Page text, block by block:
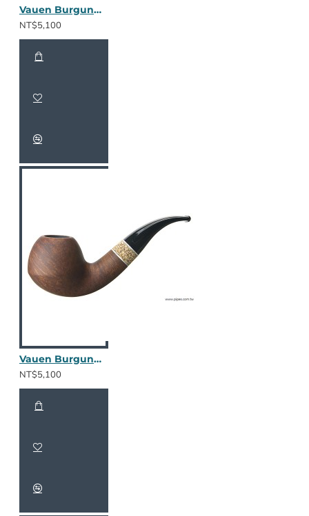
Vauen Burgund 1613
NT$5,100
Vauen Burgund 1615
NT$5,100